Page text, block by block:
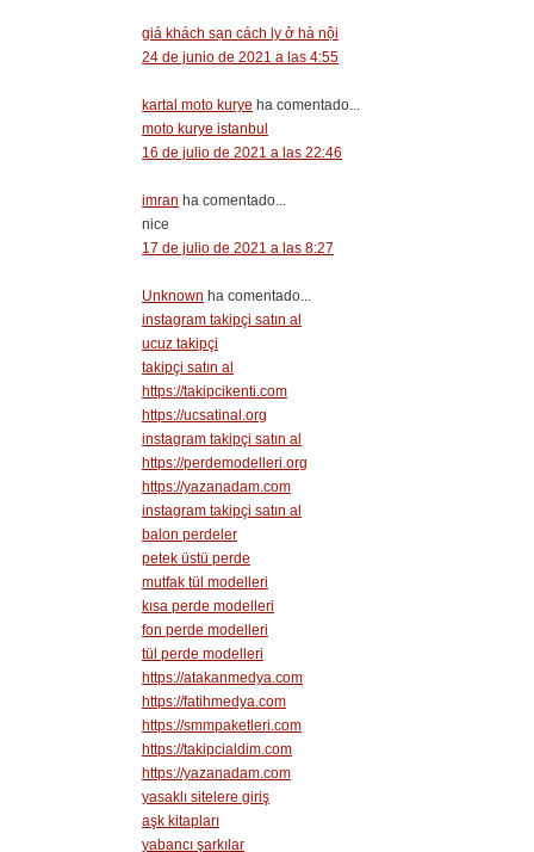
giá khách sạn cách ly ở hà nội
24 de junio de 2021 a las 4:55
kartal moto kurye ha comentado...
moto kurye istanbul
16 de julio de 2021 a las 22:46
imran ha comentado...
nice
17 de julio de 2021 a las 8:27
Unknown ha comentado...
instagram takipçi satın al
ucuz takipçi
takipçi satın al
https://takipcikenti.com
https://ucsatinal.org
instagram takipçi satın al
https://perdemodelleri.org
https://yazanadam.com
instagram takipçi satın al
balon perdeler
petek üstü perde
mutfak tül modelleri
kısa perde modelleri
fon perde modelleri
tül perde modelleri
https://atakanmedya.com
https://fatihmedya.com
https://smmpaketleri.com
https://takipcialdim.com
https://yazanadam.com
yasaklı sitelere giriş
aşk kitapları
yabancı şarkılar